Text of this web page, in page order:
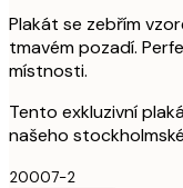
Plakát se zebřím
tmavém pozadí.
místnosti.
Tento exkluzivní
našeho
20007-2